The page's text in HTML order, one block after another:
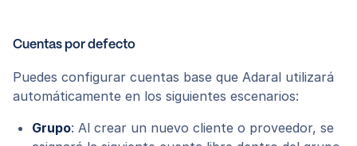
Cuentas por defecto
Puedes configurar cuentas base que Adaral utilizará
automáticamente en los siguientes escenarios:
Grupo: Al crear un nuevo cliente o proveedor, se